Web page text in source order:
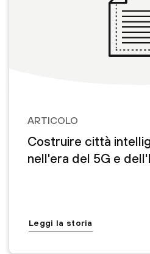
ARTICOLO
Costruire città
nell'era del 5G e
Leggi la storia